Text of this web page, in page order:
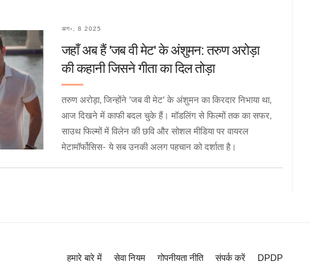
अग॰, 8 2025
जहाँ अब हैं 'जब वी मेट' के अंशुमन: तरुण अरोड़ा
की कहानी जिसने गीता का दिल तोड़ा
तरुण अरोड़ा, जिन्होंने 'जब वी मेट' के अंशुमन का किरदार निभाया था,
आज दिखने में काफी बदल चुके हैं। मॉडलिंग से फिल्मों तक का सफर,
साउथ फिल्मों में विलेन की छवि और सोशल मीडिया पर वायरल
मेटामॉर्फोसिस- ये सब उनकी अलग पहचान को दर्शाता है।
हमारे बारे में सेवा नियम गोपनीयता नीति संपर्क करें DPDP